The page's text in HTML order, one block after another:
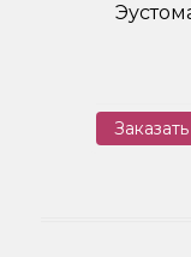
Заказать